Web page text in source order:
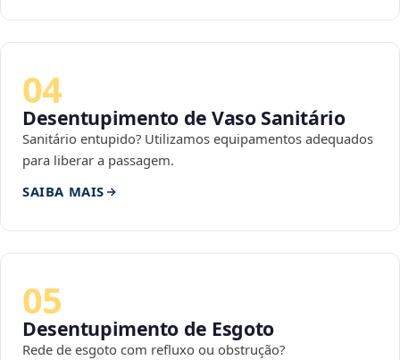
04
Desentupimento de Vaso Sanitário
Sanitário entupido? Utilizamos equipamentos adequados
para liberar a passagem.
SAIBA MAIS
05
Desentupimento de Esgoto
Rede de esgoto com refluxo ou obstrução?